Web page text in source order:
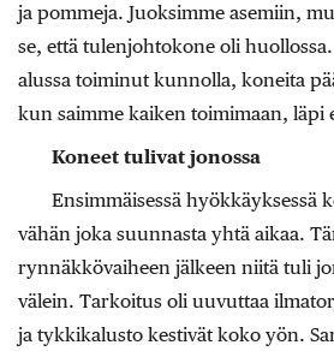
ja pommeja. Juoksimme asemiin,
se, että tulenjohtokone oli
alussa toiminut kunnolla, koneita
kun saimme kaiken toimimaan, läpi
Koneet tulivat jonossa
Ensimmäisessä hyökkäyksessä
vähän joka suunnasta yhtä aikaa.
rynnäkkövaiheen jälkeen niitä tuli
välein. Tarkoitus oli uuvuttaa
ja tykkikalusto kestivät koko yön.